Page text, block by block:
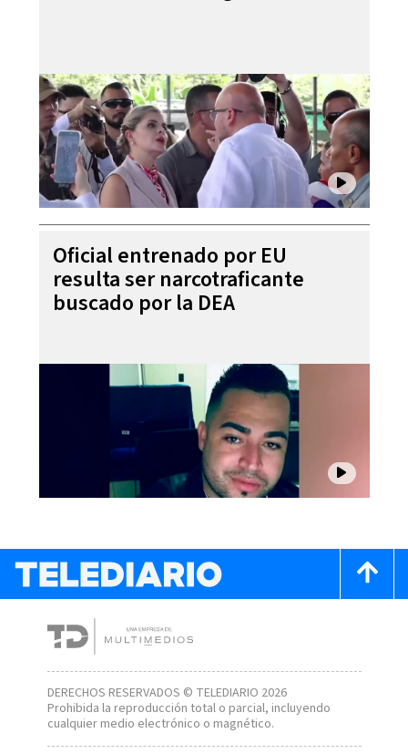
Oficial entrenado por EU
resulta ser narcotraficante
buscado por la DEA
DERECHOS RESERVADOS © TELEDIARIO 2026
Prohibida la reproducción total o parcial, incluyendo
cualquier medio electrónico o magnético.